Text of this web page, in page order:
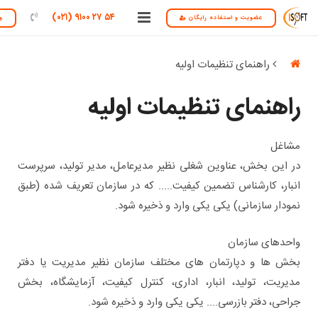
عضویت و استفاده رایگان
تماس با ما
۵۴ ۲۷ ۹۱۰۰ (۰۲۱)
راهنمای تنظیمات اولیه
راهنمای تنظیمات اولیه
مشاغل
در این بخش، عناوین شغلی نظیر مدیرعامل، مدیر تولید، سرپرست
انبار، کارشناس تضمین کیفیت..... که در سازمان تعریف شده (طبق
نمودار سازمانی) یکی یکی وارد و ذخیره شود.
واحدهای سازمان
بخش ها و دپارتمان های مختلف سازمان نظیر مدیریت یا دفتر
مدیریت، تولید، انبار، اداری، کنترل کیفیت، آزمایشگاه، بخش
جراحی، دفتر بازرسی.... یکی یکی وارد و ذخیره شود.